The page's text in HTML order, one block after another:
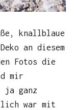
knallblaue
an diesem
Fotos die
mir
ganz
war mit